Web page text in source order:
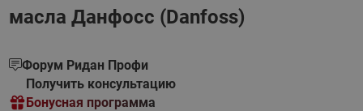
масла Данфосс (Danfoss)
Форум Ридан Профи
Получить консультацию
Бонусная программа